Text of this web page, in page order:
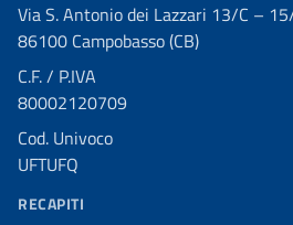
Via S. Antonio dei Lazzari 13/C –
86100 Campobasso (CB)
C.F. / P.IVA
80002120709
Cod. Univoco
UFTUFQ
RECAPITI